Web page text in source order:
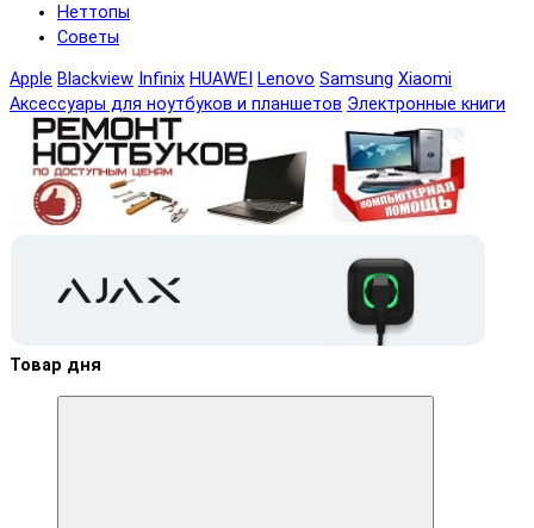
Неттопы
Советы
Apple Blackview Infinix HUAWEI Lenovo Samsung Xiaomi
Аксессуары для ноутбуков и планшетов Электронные книги
Товар дня